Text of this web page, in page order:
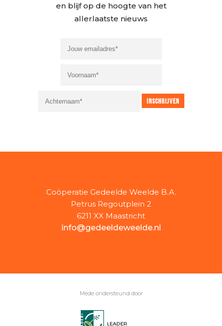
en blijf op de hoogte van het
allerlaatste nieuws
Coöperatie Gedeelde Weelde B.A.
Petrus Regoutplein 2
6211 XX Maastricht
info@gedeeldeweelde.nl
Mede ondersteund door